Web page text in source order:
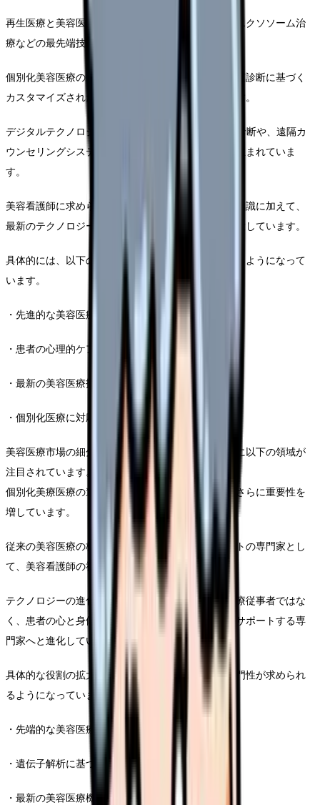
再生医療と美容医療の融合領域では、幹細胞治療やエクソソーム治
療などの最先端技術が急速に発展しています。
個別化美容医療の分野では、遺伝子解析や個人の肌質診断に基づく
カスタマイズされた治療プランが注目を集めています。
デジタルテクノロジーの活用により、AIを用いた肌診断や、遠隔カ
ウンセリングシステムなど、革新的なアプローチが生まれていま
す。
美容看護師に求められる専門スキルは、従来の医療知識に加えて、
最新のテクノロジーや心理的サポートスキルへと拡大しています。
具体的には、以下のような高度な専門性が求められるようになって
います。
・先進的な美容医療機器の操作と管理。
・患者の心理的ケアとカウンセリング能力。
・最新の美容医療技術に関する継続的な学習。
・個別化医療に対応できる柔軟な対応力。
美容医療市場の細分化と成長トレンドを見ると、特に以下の領域が
注目されています。
個別化美療医療の進展により、美容看護師の役割はさらに重要性を
増しています。
従来の美容医療の枠を超えた、総合的な健康サポートの専門家とし
て、美容看護師の社会的価値が高まっています。
テクノロジーの進化により、美容看護師は単なる医療従事者ではな
く、患者の心と身体の総合的なウェルビーイングをサポートする専
門家へと進化しています。
具体的な役割の拡大として、以下のような新たな専門性が求められ
るようになっています。
・先端的な美容医療技術の理解と実践。
・遺伝子解析に基づく個別化治療プランの提案。
・最新の美容医療機器の操作と管理。